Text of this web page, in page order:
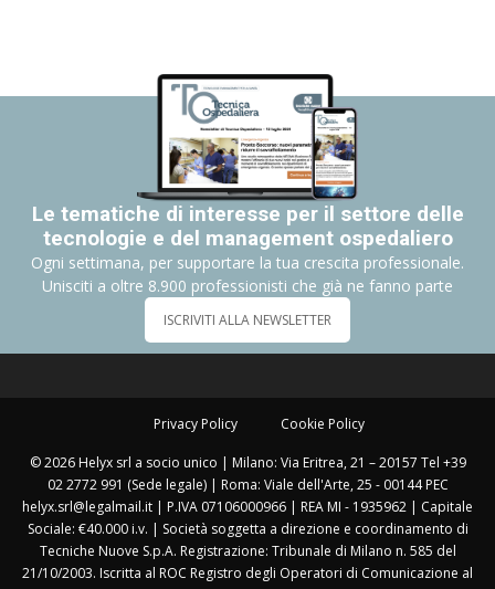
Le tematiche di interesse per il settore delle
tecnologie e del management ospedaliero
Ogni settimana, per supportare la tua crescita professionale.
Unisciti a oltre 8.900 professionisti che già ne fanno parte
ISCRIVITI ALLA NEWSLETTER
Privacy Policy Cookie Policy
© 2026 Helyx srl a socio unico | Milano: Via Eritrea, 21 – 20157 Tel +39
02 2772 991 (Sede legale) | Roma: Viale dell'Arte, 25 - 00144 PEC
helyx.srl@legalmail.it | P.IVA 07106000966 | REA MI - 1935962 | Capitale
Sociale: €40.000 i.v. | Società soggetta a direzione e coordinamento di
Tecniche Nuove S.p.A. Registrazione: Tribunale di Milano n. 585 del
21/10/2003. Iscritta al ROC Registro degli Operatori di Comunicazione al